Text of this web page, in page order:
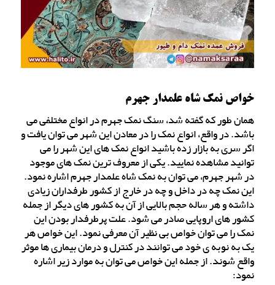
خواص نمک شاه علمدار جهرم
همان طور که گفته شد، سنگ نمک جهرم در انواع مختلفی می
باشد. در واقع، انواع نمک را در معادن این شهر می توان یافت و
اگر سری به بازار زده باشید انواع نمک های این شهر را می
توانید مشاهده نمایید. یکی از معروف ترین نمک های موجود
در شهر جهرم، می توان به نمک شاه علمدار جهرم اشاره نمود.
این نمک چه در داخل و چه در خارج از کشور طرفداران زیادی
داشته و هر ساله حجم بالایی از آن به کشور های دیگر از جمله
کشور های اروپایی صادر می شود. علت پرطرفدار بودن این
نمک را می توان خواص بی نظیر آن معرفی نمود. این خواص هر
یک به نوبه ی خود می توانند در کنترل و درمان بیماری ها موثر
واقع شوند. از جمله این خواص می توان به موارد زیر اشاره
نمود: